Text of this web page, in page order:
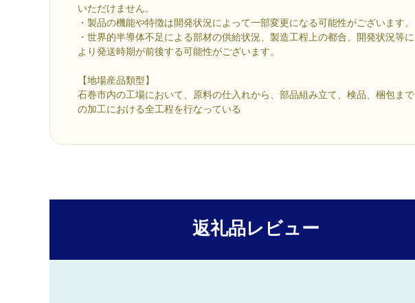
いただけません。
・製品の機能や特徴は開発状況によって一部変更になる可能性がございます。
・世界的半導体不足による部材の供給状況、製造工程上の都合、開発状況等に
より発送時期が前後する可能性がございます。
【地場産品類型】
石巻市内の工場において、原料の仕入れから、部品組み立て、検品、梱包まで
の加工における全工程を行なっている
返礼品レビュー